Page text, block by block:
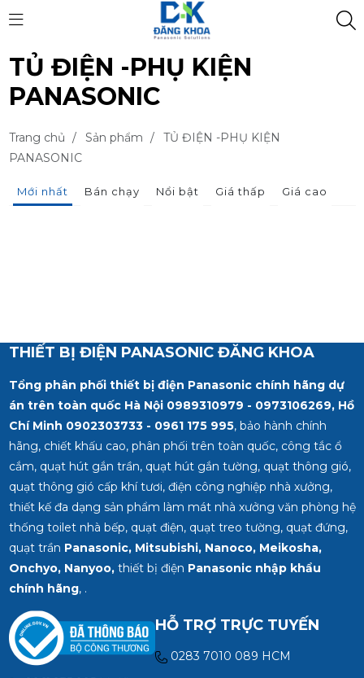
TỦ ĐIỆN -PHỤ KIỆN
PANASONIC
Trang chủ / Sản phẩm /
TỦ ĐIỆN -PHỤ KIỆN
PANASONIC
Mới nhất Bán chạy Nổi bật Giá thấp Giá cao
THIẾT BỊ ĐIỆN PANASONIC ĐĂNG KHOA
Tổng phân phối thiết bị điện Panasonic chính hãng dự
án trên toàn quốc Hà Nội 0989310979 - 0973106269, Hồ
Chí Minh 0902303733 - 0961 175 995, bảo hành chính
hãng, chiết khấu cao, phân phối trên toàn quốc, công tắc ổ
cắm, quạt hút gắn trần, quạt hút gắn tường, quạt thông gió,
quạt thông gió cấp khí tươi, điện công nghiệp nhà xưởng,
thiết kế đa dạng sản phẩm làm mát nhà xưởng văn phòng hệ
thống toilet nhà bếp, quạt điện, quạt treo tường, quạt đứng,
quạt trần Panasonic, Mitsubishi, Nanoco, Meikosha,
Onchyo, Nanyoo,thiết bị điện Panasonic nhập khẩu
chính hãng, .
HỖ TRỢ TRỰC TUYẾN
0283 7010 089 HCM